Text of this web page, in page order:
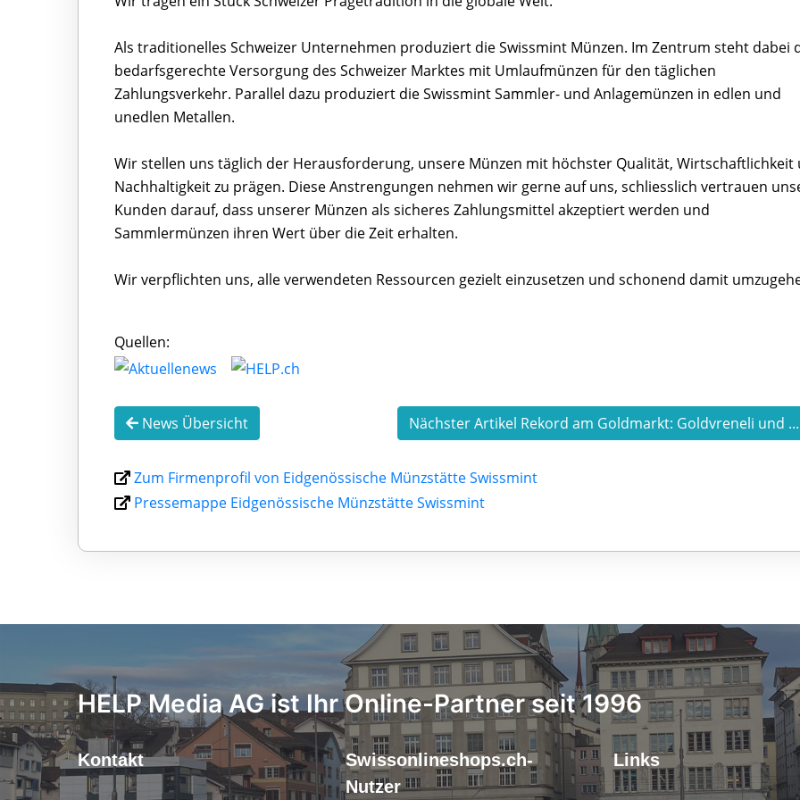
Als traditionelles Schweizer Unternehmen produziert die Swissmint Münzen. Im Zentrum steht dabei
bedarfsgerechte Versorgung des Schweizer Marktes mit Umlaufmünzen für den täglichen
Zahlungsverkehr. Parallel dazu produziert die Swissmint Sammler- und Anlagemünzen in edlen und
unedlen Metallen.
Wir stellen uns täglich der Herausforderung, unsere Münzen mit höchster Qualität, Wirtschaftlichkeit
Nachhaltigkeit zu prägen. Diese Anstrengungen nehmen wir gerne auf uns, schliesslich vertrauen
Kunden darauf, dass unserer Münzen als sicheres Zahlungsmittel akzeptiert werden und
Sammlermünzen ihren Wert über die Zeit erhalten.
Wir verpflichten uns, alle verwendeten Ressourcen gezielt einzusetzen und schonend damit
Quellen:
News Übersicht Nächster Artikel Rekord am Goldmarkt: Goldvreneli und ...
Zum Firmenprofil von Eidgenössische Münzstätte Swissmint
Pressemappe Eidgenössische Münzstätte Swissmint
HELP Media AG ist Ihr Online-Partner seit 1996
Kontakt
Swissonlineshops.ch-
Nutzer
Links